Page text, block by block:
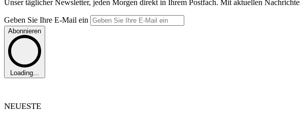
Unser täglicher Newsletter, jeden Morgen direkt in Ihrem Postfach. Mit aktuellen
Geben Sie Ihre E-Mail ein
Abonnieren
Loading...
NEUESTE